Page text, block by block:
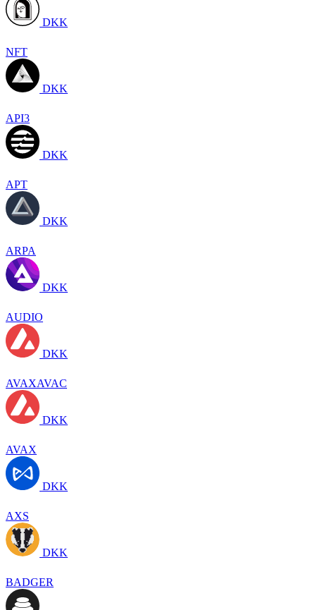
DKK
NFT
DKK
API3
DKK
APT
DKK
ARPA
DKK
AUDIO
DKK
AVAXAVAC
DKK
AVAX
DKK
AXS
DKK
BADGER